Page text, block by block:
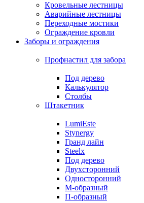
Кровельные лестницы
Аварийные лестницы
Переходные мостики
Ограждение кровли
Заборы и ограждения
Профнастил для забора
Под дерево
Калькулятор
Столбы
Штакетник
LumiEste
Stynergy
Гранд лайн
Steelx
Под дерево
Двухсторонний
Односторонний
М-образный
П-образный